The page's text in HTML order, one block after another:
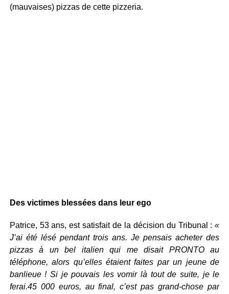
(mauvaises) pizzas de cette pizzeria.
Des victimes blessées dans leur ego
Patrice, 53 ans, est satisfait de la décision du Tribunal :«
J’ai été lésé pendant trois ans. Je pensais acheter des
pizzas à un bel italien qui me disait PRONTO au
téléphone, alors qu’elles étaient faites par un jeune de
banlieue ! Si je pouvais les vomir là tout de suite, je le
ferai.45 000 euros, au final, c’est pas grand-chose par